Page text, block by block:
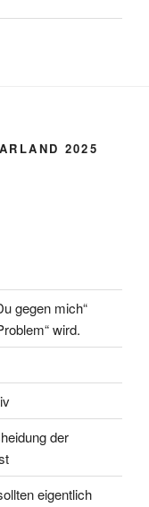
2025
gegen mich“
wird.
der
eigentlich